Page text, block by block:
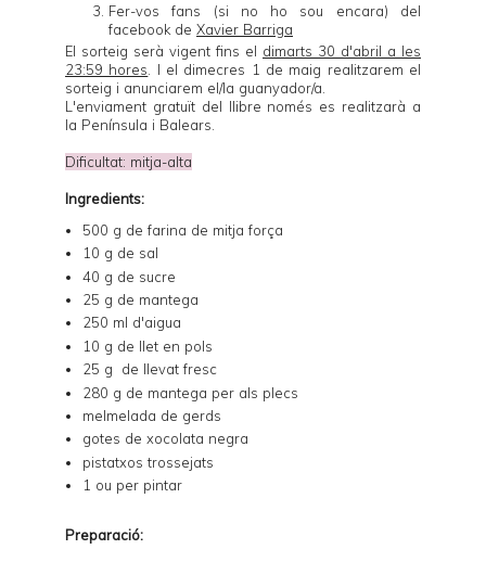
Fer-vos fans (si no ho sou encara) del
facebook de Xavier Barriga
El sorteig serà vigent fins el dimarts 30 d'abril a les
23:59 hores . I el dimecres 1 de maig realitzarem el
sorteig i anunciarem el/la guanyador/a.
L'enviament gratuït del llibre només es realitzarà a
la Península i Balears.
Dificultat: mitja-alta
Ingredients:
500 g de farina de mitja força
10 g de sal
40 g de sucre
25 g de mantega
250 ml d'aigua
10 g de llet en pols
25 g de llevat fresc
280 g de mantega per als plecs
melmelada de gerds
gotes de xocolata negra
pistatxos trossejats
1 ou per pintar
Preparació: